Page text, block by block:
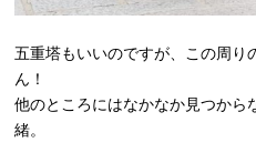
五重塔もいいのですが、この周り
ん！
他のところにはなかなか見つから
緒。